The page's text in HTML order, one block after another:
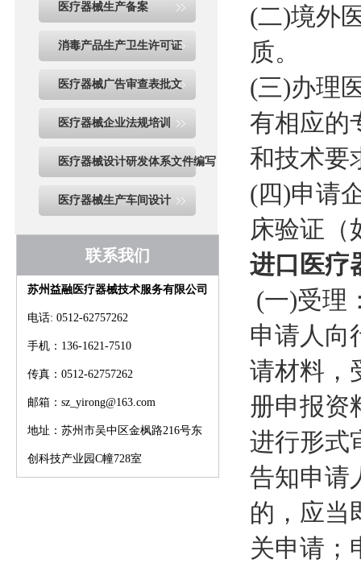
医疗器械生产备案
消毒产品生产卫生许可证
医疗器械广告审查表批文
医疗器械企业法规培训
医疗器械设计研发体系文件编写
医疗器械生产车间设计
联系我们
苏州益融医疗器械技术服务有限公司
电话: 0512-62757262
手机：136-1621-7510
传真：0512-62757262
邮箱：sz_yirong@163.com
地址：苏州市吴中区金枫路216号东
创科技产业园C幢728室
(二)境外
质。
(三)办理
有相应的
和技术要
(四)申请
床验证（
进口医疗
(一)受理
申请人向
请材料，
册申报资
进行形式
告知申请
的，应当
关申请；